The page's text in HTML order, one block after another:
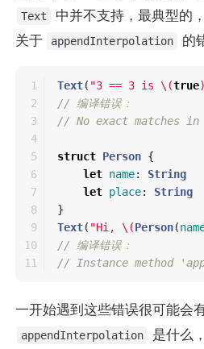
Text
中并不支持，最典型的
关于
appendInterpolation 的
1
2
3
4
5
6
7
8
9
10
Text( "3 == 3 is \(true)
// 编译错误：
// No exact matches
struct Person {
let name:
String
let place:
String
}
Text( "Hi, \(Person(
// 编译错误：
// Instance method
一开始遇到这些错误很可能会
appendInterpolation 是什么，